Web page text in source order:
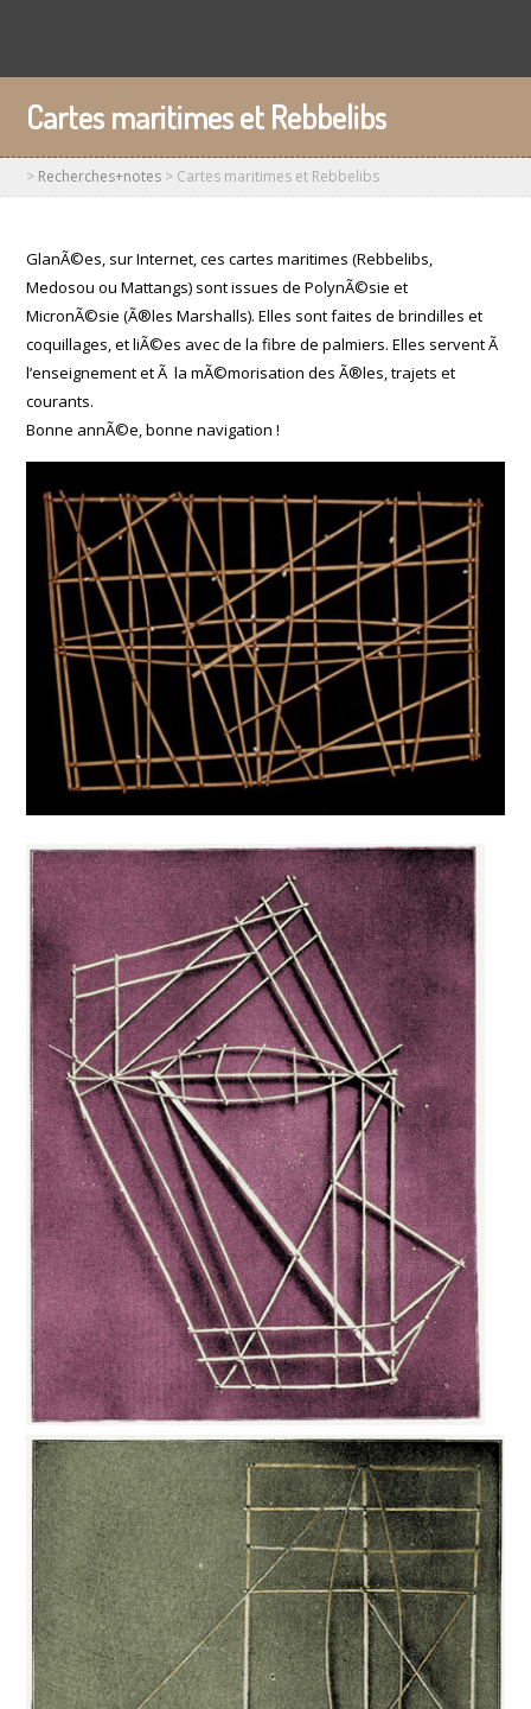
Cartes maritimes et Rebbelibs
> Recherches+notes > Cartes maritimes et Rebbelibs
GlanÃ©es, sur Internet, ces cartes maritimes (Rebbelibs,
Medosou ou Mattangs) sont issues de PolynÃ©sie et
MicronÃ©sie (Ã®les Marshalls). Elles sont faites de brindilles et
coquillages, et liÃ©es avec de la fibre de palmiers. Elles servent Ã
l’enseignement et Ã la mÃ©morisation des Ã®les, trajets et
courants.
Bonne annÃ©e, bonne navigation !